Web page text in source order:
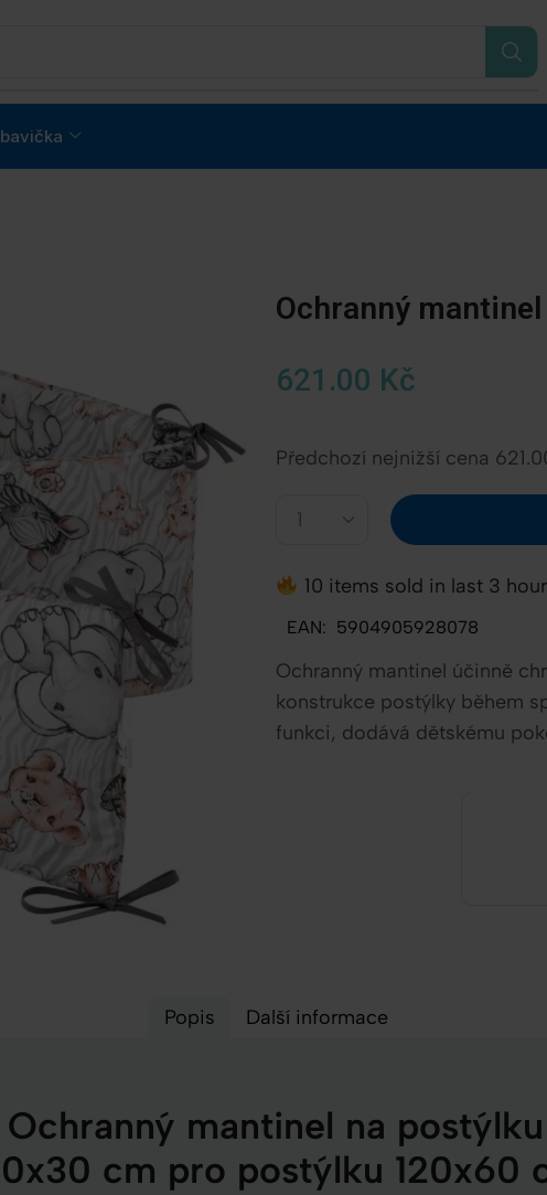
Ochranný
621.00 Kč
Předchozí nejnižší cena
10 items sold in last 3
EAN: 5904905928078
Ochranný mantinel účinně
konstrukce postýlky během
funkci, dodává dětskému
Popis Další informace
Ochranný mantinel na postýlku
cm pro postýlku 120x60